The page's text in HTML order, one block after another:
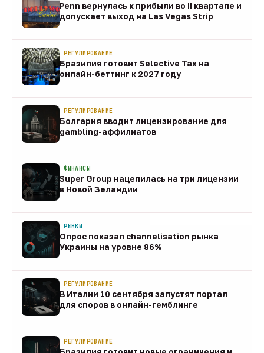
Penn вернулась к прибыли во II квартале и
допускает выход на Las Vegas Strip
РЕГУЛИРОВАНИЕ
Бразилия готовит Selective Tax на
онлайн-беттинг к 2027 году
РЕГУЛИРОВАНИЕ
Болгария вводит лицензирование для
gambling-аффилиатов
ФИНАНСЫ
Super Group нацелилась на три лицензии
в Новой Зеландии
РЫНКИ
Опрос показал channelisation рынка
Украины на уровне 86%
РЕГУЛИРОВАНИЕ
В Италии 10 сентября запустят портал
для споров в онлайн-гемблинге
РЕГУЛИРОВАНИЕ